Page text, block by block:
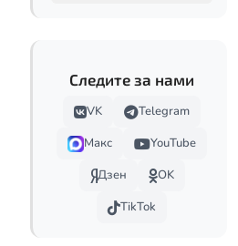
Следите за нами
VK
Telegram
Макс
YouTube
Дзен
OK
TikTok